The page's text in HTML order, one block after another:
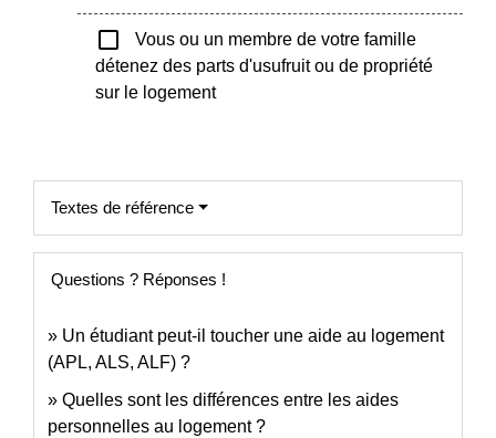
check_box_outline_blank
Vous ou un membre de votre famille
détenez des parts d'usufruit ou de propriété
sur le logement
Textes de référence
Questions ? Réponses !
Un étudiant peut-il toucher une aide au logement
(APL, ALS, ALF) ?
Quelles sont les différences entre les aides
personnelles au logement ?